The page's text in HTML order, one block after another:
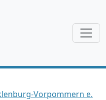
Vorpommern e.